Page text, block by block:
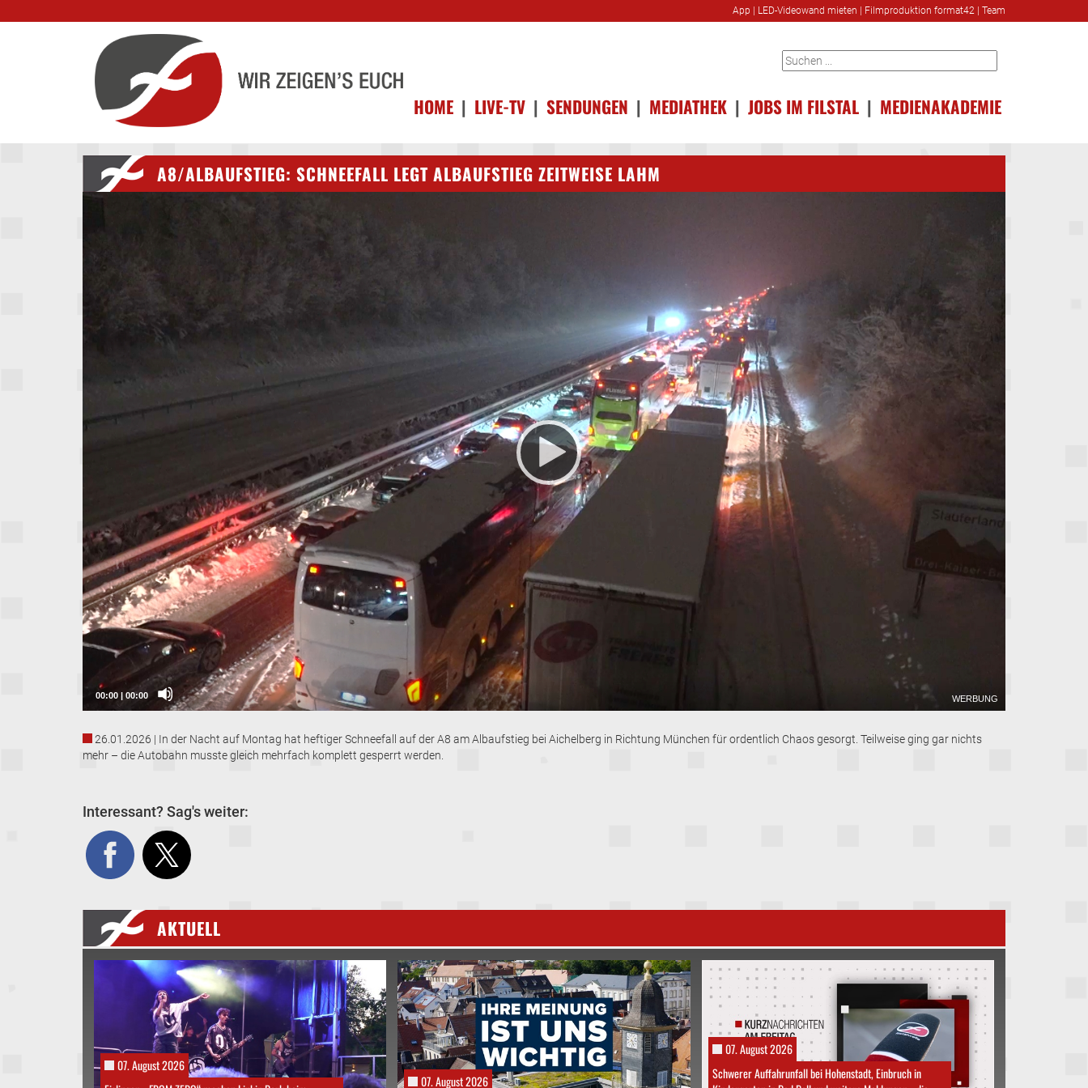
App LED-Videowand mieten Filmproduktion format42 Team
HOME | LIVE-TV | SENDUNGEN | MEDIATHEK | JOBS IM FILSTAL | MEDIENAKADEMIE
A8/ALBAUFSTIEG: SCHNEEFALL LEGT ALBAUFSTIEG ZEITWEISE LAHM
26.01.2026 | In der Nacht auf Montag hat heftiger Schneefall auf der A8 am Albaufstieg bei Aichelberg in Richtung München für ordentlich Chaos gesorgt. Teilweise ging gar nichts
mehr – die Autobahn musste gleich mehrfach komplett gesperrt werden.
Interessant? Sag's weiter:
AKTUELL
07. August 2026
07. August 2026
07. August 2026
Schwerer Auffahrunfall bei Hohenstadt, Einbruch in